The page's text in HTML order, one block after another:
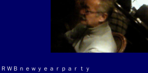
ＲＷＢｎｅｗｙｅａｒｐａｒｔｙ